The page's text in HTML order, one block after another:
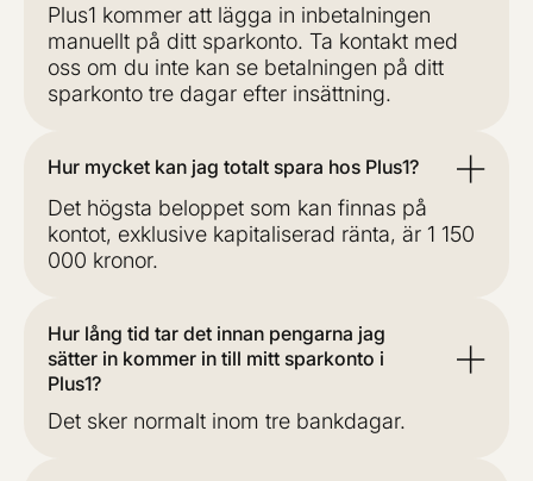
Plus1 kommer att lägga in inbetalningen
manuellt på ditt sparkonto. Ta kontakt med
oss om du inte kan se betalningen på ditt
sparkonto tre dagar efter insättning.
Hur mycket kan jag totalt spara hos Plus1?
Det högsta beloppet som kan finnas på
kontot, exklusive kapitaliserad ränta, är 1 150
000 kronor.
Hur lång tid tar det innan pengarna jag
sätter in kommer in till mitt sparkonto i
Plus1?
Det sker normalt inom tre bankdagar.